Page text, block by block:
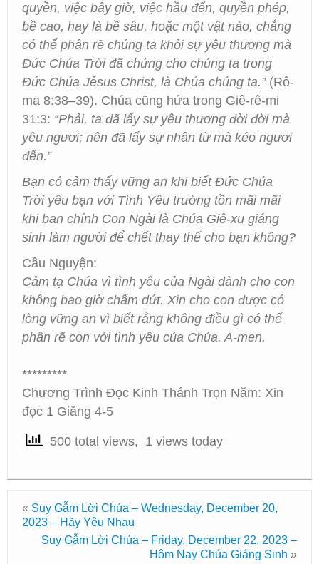
quyền, việc bây giờ, việc hầu đến, quyền phép,
bề cao, hay là bề sâu, hoặc một vật nào, chẳng
có thể phân rẽ chúng ta khỏi sự yêu thương mà
Đức Chúa Trời đã chứng cho chúng ta trong
Đức Chúa Jêsus Christ, là Chúa chúng ta.”(Rô-
ma 8:38–39). Chúa cũng hứa trong Giê-rê-mi
31:3: “Phải, ta đã lấy sự yêu thương đời đời mà
yêu ngươi; nên đã lấy sự nhân từ mà kéo ngươi
đến.”
Bạn có cảm thấy vững an khi biết Đức Chúa
Trời yêu bạn với Tình Yêu trường tồn mãi mãi
khi ban chính Con Ngài là Chúa Giê-xu giáng
sinh làm người để chết thay thế cho bạn không?
Cầu Nguyện:
Cảm tạ Chúa vì tình yêu của Ngài dành cho con
không bao giờ chấm dứt. Xin cho con được có
lòng vững an vì biết rằng không điều gì có thể
phân rẽ con với tình yêu của Chúa. A-men.
*********
Chương Trình Đọc Kinh Thánh Trọn Năm: Xin
đọc 1 Giăng 4-5
500 total views, 1 views today
« Suy Gẫm Lời Chúa – Wednesday, December 20,
2023 – Hãy Yêu Nhau
Suy Gẫm Lời Chúa – Friday, December 22, 2023 –
Hôm Nay Chúa Giáng Sinh »